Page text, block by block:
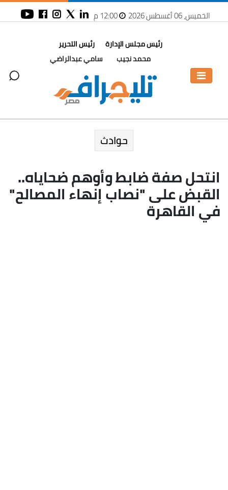
الخميس، 06 أغسطس 2026 12:00 م
رئيس مجلس الإدارة
محمد نجيب
رئيس التحرير
سامي عبدالراضي
حوادث
انتحل صفة ضابط وأوهم ضحاياه..
القبض على "نصاب إنهاء المصالح"
في القاهرة